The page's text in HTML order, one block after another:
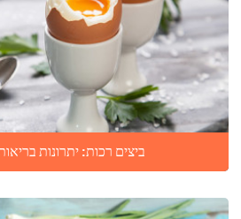
ביצים רכות: יתרונות